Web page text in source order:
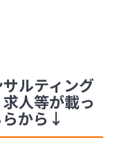
ルティング
人等が載っ
らから↓